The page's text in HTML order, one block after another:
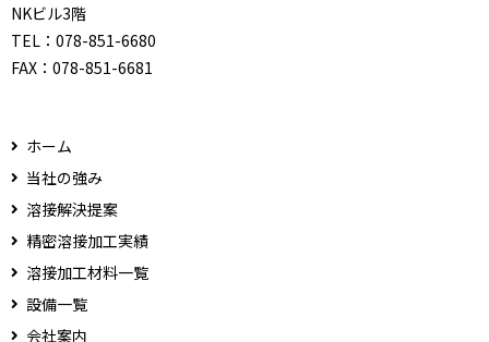
NKビル3階
TEL： 078-851-6680
FAX： 078-851-6681
ホーム
当社の強み
溶接解決提案
精密溶接加工実績
溶接加工材料一覧
設備一覧
会社案内